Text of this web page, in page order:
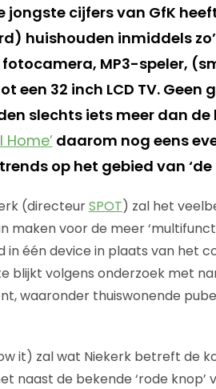
jongste cijfers van GfK
huishouden inmiddels
fotocamera, MP3-speler,
een 32 inch LCD TV.
slechts iets meer dan
Home’daarom nog eens
op het gebied van
(directeurSPOT) zal het
maken voor de meer
in één device in plaats van het
blijkt volgens onderzoek met
waaronder thuiswonende
it) zal wat Niekerk betreft de
naast de bekende ‘rode